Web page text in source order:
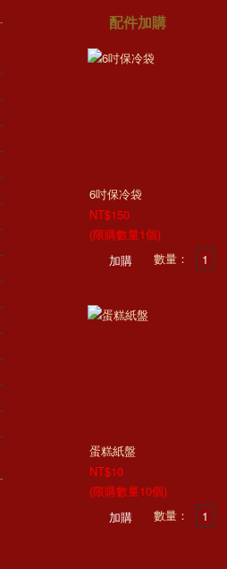
配件加購
6吋保冷袋
NT$150
(限購數量1個)
數量：
蛋糕紙盤
NT$10
(限購數量10個)
數量：